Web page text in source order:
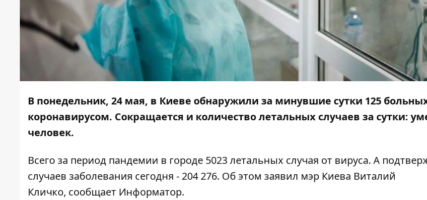
В понедельник, 24 мая, в Киеве обнаружили за минувшие сутки 125
коронавирусом. Сокращается и количество летальных случаев за сутки:
человек.
Всего за период пандемии в городе 5023 летальных случая от вируса. А
случаев заболевания сегодня - 204 276. Об этом заявил мэр Киева Виталий
Кличко, сообщает Информатор.